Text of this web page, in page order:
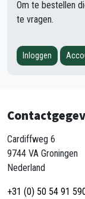
Om te bestellen
te vragen.
Inloggen
Cardiffweg 6
9744 VA Groningen
Nederland
+31 (0) 50 54 91